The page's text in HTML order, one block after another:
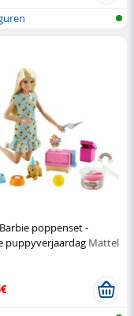
poppenset -
puppyverjaardag Mattel